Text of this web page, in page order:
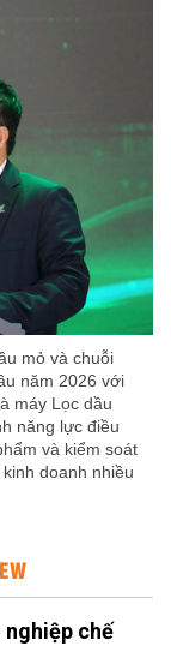
mỏ và chuỗi
năm 2026 với
máy Lọc dầu
năng lực điều
và kiểm soát
doanh nhiều
chế